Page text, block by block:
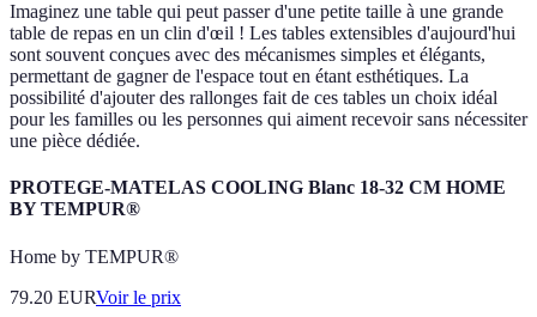
Imaginez une table qui peut passer d'une petite taille à une grande
table de repas en un clin d'œil ! Les tables extensibles d'aujourd'hui
sont souvent conçues avec des mécanismes simples et élégants,
permettant de gagner de l'espace tout en étant esthétiques. La
possibilité d'ajouter des rallonges fait de ces tables un choix idéal
pour les familles ou les personnes qui aiment recevoir sans nécessiter
une pièce dédiée.
PROTEGE-MATELAS COOLING Blanc 18-32 CM HOME
BY TEMPUR®
Home by TEMPUR®
79.20 EURVoir le prix